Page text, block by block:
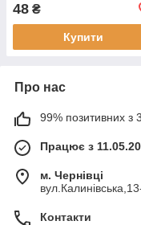
48 ₴
Купити
Про нас
99% позитивних з
Працює з
м. Чернівці
Контакти